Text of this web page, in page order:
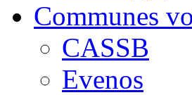
Communes
CASSB
Evenos